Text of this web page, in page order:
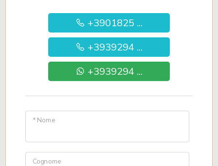
+3901825 ...
+3939294 ...
+3939294 ...
* Nome
Cognome